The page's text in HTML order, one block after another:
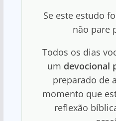
Se este estudo
não pare
Todos os dias
um devocional
preparado de
momento que
reflexão